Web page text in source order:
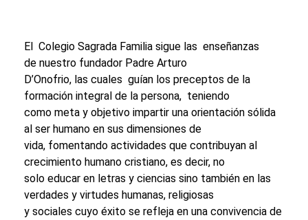
El Colegio Sagrada Familia sigue las enseñanzas
de nuestro fundador Padre Arturo
D’Onofrio, las cuales guían los preceptos de la
formación integral de la persona, teniendo
como meta y objetivo impartir una orientación sólida
al ser humano en sus dimensiones de
vida, fomentando actividades que contribuyan al
crecimiento humano cristiano, es decir, no
solo educar en letras y ciencias sino también en las
verdades y virtudes humanas, religiosas
y sociales cuyo éxito se refleja en una convivencia de